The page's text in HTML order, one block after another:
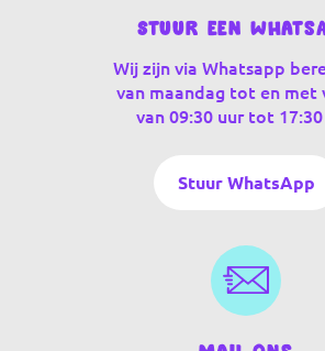
Stuur een
Wij zijn via Whatsapp
van maandag tot en met
van 09:30 uur tot 17:30
Stuur WhatsApp